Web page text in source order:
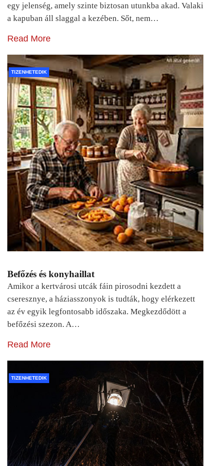
egy jelenség, amely szinte biztosan utunkba akad. Valaki
a kapuban áll slaggal a kezében. Sőt, nem…
Read More
TIZENHETEDIK
Befőzés és konyhaillat
Amikor a kertvárosi utcák fáin pirosodni kezdett a
cseresznye, a háziasszonyok is tudták, hogy elérkezett
az év egyik legfontosabb időszaka. Megkezdődött a
befőzési szezon. A…
Read More
TIZENHETEDIK